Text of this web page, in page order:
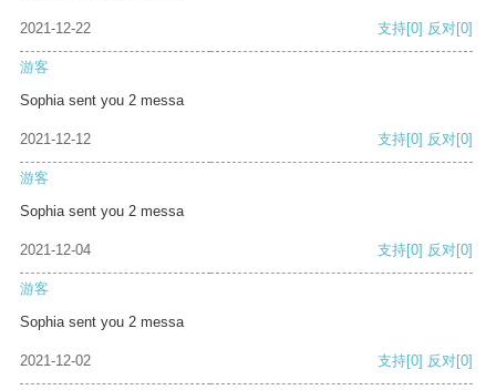
2021-12-22 支持[0] 反对[0]
游客
Sophia sent you 2 messa
2021-12-12 支持[0] 反对[0]
游客
Sophia sent you 2 messa
2021-12-04 支持[0] 反对[0]
游客
Sophia sent you 2 messa
2021-12-02 支持[0] 反对[0]